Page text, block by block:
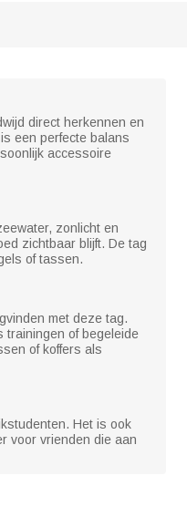
direct herkennen en
een perfecte balans
accessoire
zonlicht en
zichtbaar blijft. De tag
of tassen.
met deze tag.
trainingen of begeleide
of koffers als
Het is ook
voor vrienden die aan